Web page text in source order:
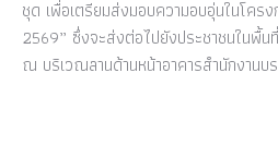
ชุด เพื่อเตรียมส่งมอบความอบอุ่นในโคร
2569” ซึ่งจะส่งต่อไปยังประชาชนในพื้
ณ บริเวณลานด้านหน้าอาคารสำนักงานบ